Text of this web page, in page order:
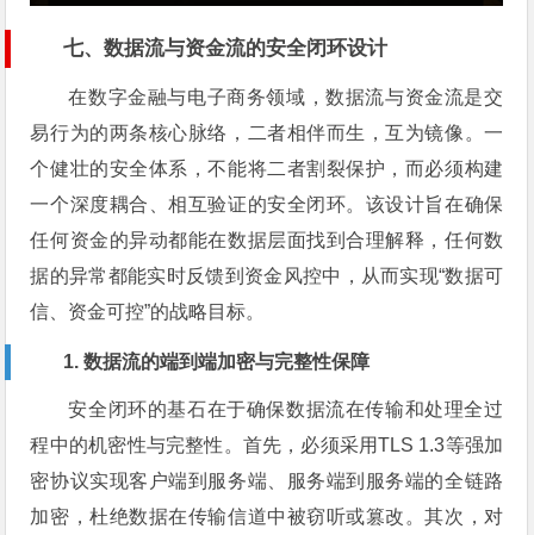
七、数据流与资金流的安全闭环设计
在数字金融与电子商务领域，数据流与资金流是交
易行为的两条核心脉络，二者相伴而生，互为镜像。一
个健壮的安全体系，不能将二者割裂保护，而必须构建
一个深度耦合、相互验证的安全闭环。该设计旨在确保
任何资金的异动都能在数据层面找到合理解释，任何数
据的异常都能实时反馈到资金风控中，从而实现“数据可
信、资金可控”的战略目标。
1. 数据流的端到端加密与完整性保障
安全闭环的基石在于确保数据流在传输和处理全过
程中的机密性与完整性。首先，必须采用TLS 1.3等强加
密协议实现客户端到服务端、服务端到服务端的全链路
加密，杜绝数据在传输信道中被窃听或篡改。其次，对